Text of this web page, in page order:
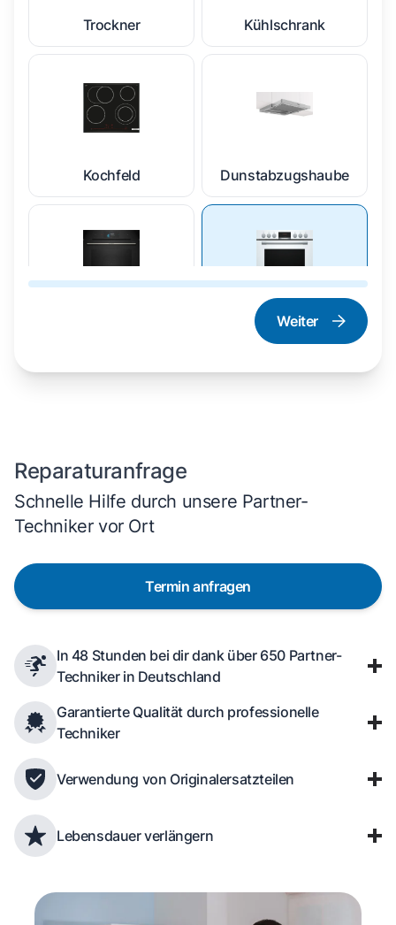
Trockner Kühlschrank
Kochfeld Dunstabzugshaube
Herd und Backofen
Weiter
Reparaturanfrage
Schnelle Hilfe durch unsere Partner-
Techniker vor Ort
Termin anfragen
In 48 Stunden bei dir dank über 650 Partner-
Techniker in Deutschland
Garantierte Qualität durch professionelle
Techniker
Verwendung von Originalersatzteilen
Lebensdauer verlängern